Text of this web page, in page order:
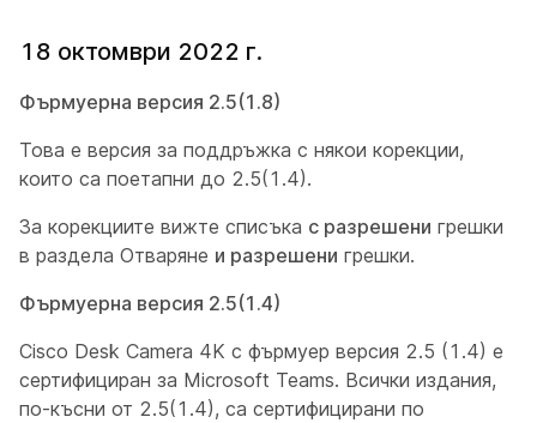
18 октомври 2022 г.
Фърмуерна версия 2.5(1.8)
Това е версия за поддръжка с някои корекции,
които са поетапни до 2.5(1.4).
За корекциите вижте списъка с разрешени грешки
в раздела Отваряне и разрешени грешки.
Фърмуерна версия 2.5(1.4)
Cisco Desk Camera 4K с фърмуер версия 2.5 (1.4) е
сертифициран за Microsoft Teams. Всички издания,
по-късни от 2.5(1.4), са сертифицирани по